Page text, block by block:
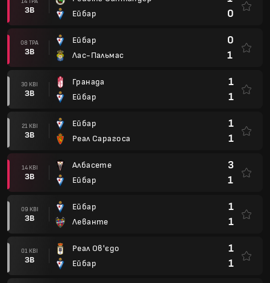
ЗВ
Ейбар
0
08 ТРА
ЗВ
Ейбар
Лас-Пальмас
0
1
30 КВІ
ЗВ
Гранада
Ейбар
1
1
21 КВІ
ЗВ
Ейбар
Реал Сарагоса
1
1
14 КВІ
ЗВ
Албасете
Ейбар
3
1
09 КВІ
ЗВ
Ейбар
Леванте
1
1
01 КВІ
ЗВ
Реал Ов'єдо
Ейбар
1
1